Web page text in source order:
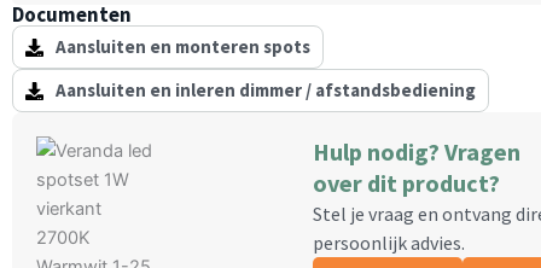
Documenten
Aansluiten en monteren spots
Aansluiten en inleren dimmer / afstandsbediening
Hulp nodig? Vragen
over dit product?
Stel je vraag en ontvang
persoonlijk advies.